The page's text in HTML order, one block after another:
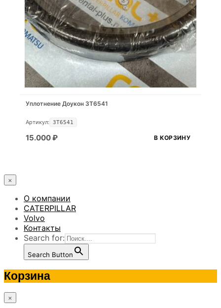
Уплотнение Доукон 3T6541
Артикул: 3T6541
15.000₽ В КОРЗИНУ
×
О компании
CATERPILLAR
Volvo
Контакты
Search for:
Search Button
Корзина
×